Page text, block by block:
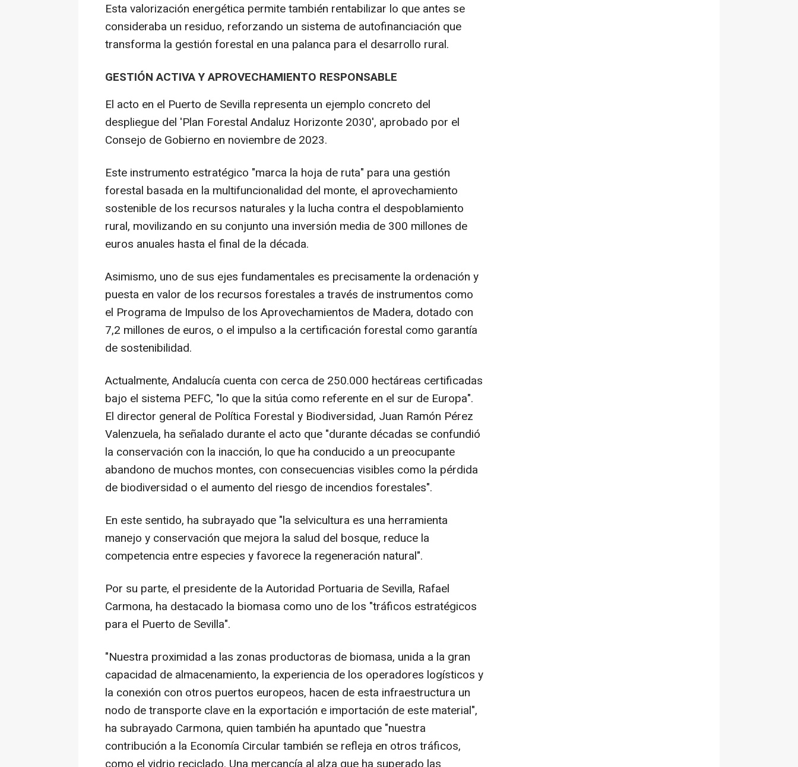
Esta valorización energética permite también rentabilizar lo que antes se
consideraba un residuo, reforzando un sistema de autofinanciación que
transforma la gestión forestal en una palanca para el desarrollo rural.
GESTIÓN ACTIVA Y APROVECHAMIENTO RESPONSABLE
El acto en el Puerto de Sevilla representa un ejemplo concreto del
despliegue del 'Plan Forestal Andaluz Horizonte 2030', aprobado por el
Consejo de Gobierno en noviembre de 2023.
Este instrumento estratégico "marca la hoja de ruta" para una gestión
forestal basada en la multifuncionalidad del monte, el aprovechamiento
sostenible de los recursos naturales y la lucha contra el despoblamiento
rural, movilizando en su conjunto una inversión media de 300 millones de
euros anuales hasta el final de la década.
Asimismo, uno de sus ejes fundamentales es precisamente la ordenación y
puesta en valor de los recursos forestales a través de instrumentos como
el Programa de Impulso de los Aprovechamientos de Madera, dotado con
7,2 millones de euros, o el impulso a la certificación forestal como garantía
de sostenibilidad.
Actualmente, Andalucía cuenta con cerca de 250.000 hectáreas certificadas
bajo el sistema PEFC, "lo que la sitúa como referente en el sur de Europa".
El director general de Política Forestal y Biodiversidad, Juan Ramón Pérez
Valenzuela, ha señalado durante el acto que "durante décadas se confundió
la conservación con la inacción, lo que ha conducido a un preocupante
abandono de muchos montes, con consecuencias visibles como la pérdida
de biodiversidad o el aumento del riesgo de incendios forestales".
En este sentido, ha subrayado que "la selvicultura es una herramienta
manejo y conservación que mejora la salud del bosque, reduce la
competencia entre especies y favorece la regeneración natural".
Por su parte, el presidente de la Autoridad Portuaria de Sevilla, Rafael
Carmona, ha destacado la biomasa como uno de los "tráficos estratégicos
para el Puerto de Sevilla".
"Nuestra proximidad a las zonas productoras de biomasa, unida a la gran
capacidad de almacenamiento, la experiencia de los operadores logísticos y
la conexión con otros puertos europeos, hacen de esta infraestructura un
nodo de transporte clave en la exportación e importación de este material",
ha subrayado Carmona, quien también ha apuntado que "nuestra
contribución a la Economía Circular también se refleja en otros tráficos,